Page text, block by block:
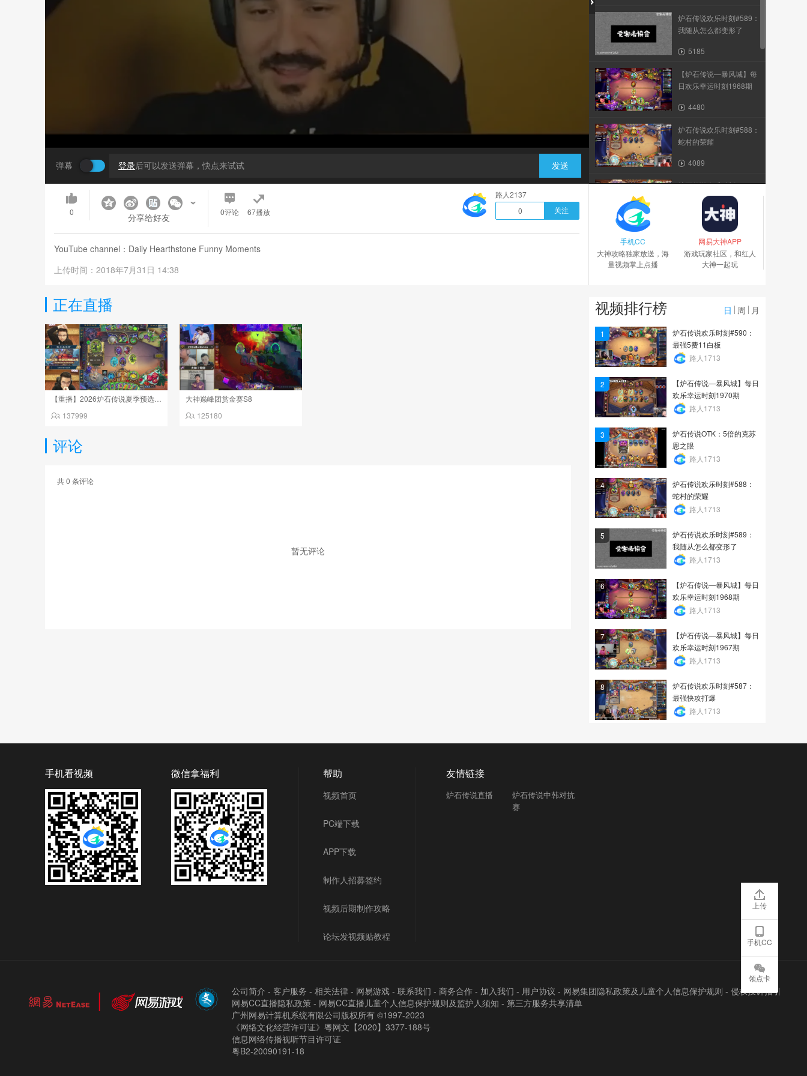
弹幕 登录后可以发送弹幕，快点来试试 发送
炉石传说欢乐时刻#589：
我随从怎么都变形了
5185
【炉石传说—暴风城】每
日欢乐幸运时刻1968期
4480
炉石传说欢乐时刻#588：
蛇村的荣耀
4089
炉石传说欢乐时刻#590：
最强5费11白板
5784
【炉石传说—暴风城】每
日欢乐幸运时刻1970期
日欢乐幸运时刻1966期
2028
【炉石传说—暴风城】每
日欢乐幸运时刻1965期
3289
0 分享给好友 0评论 67播放
路人2137
0
关注
YouTube channel：Daily Hearthstone Funny Moments
上传时间：2018年7月31日 14:38
手机CC
大神攻略独家放送，海
量视频掌上点播
网易大神APP
游戏玩家社区，和红人
大神一起玩
正在直播
137999
大神巅峰团赏金赛S8
125180
评论
共0 条评论
暂无评论
视频排行榜 日 周 月
1
炉石传说欢乐时刻#590：
最强5费11白板
路人1713
2
【炉石传说—暴风城】每日
欢乐幸运时刻1970期
路人1713
3
炉石传说OTK：5倍的克苏
恩之眼
路人1713
4
炉石传说欢乐时刻#588：
蛇村的荣耀
路人1713
5
炉石传说欢乐时刻#589：
我随从怎么都变形了
路人1713
6
【炉石传说—暴风城】每日
欢乐幸运时刻1968期
路人1713
7
【炉石传说—暴风城】每日
欢乐幸运时刻1967期
路人1713
8
炉石传说欢乐时刻#587：
最强快攻打爆
路人1713
手机看视频 微信拿福利 帮助
视频首页
PC端下载
APP下载
制作人招募签约
视频后期制作攻略
论坛发视频贴教程
友情链接
炉石传说直播
炉石传说中韩对抗
赛
公司简介 - 客户服务 - 相关法律 - 网易游戏 - 联系我们 - 商务合作 - 加入我们 - 用户协议 - 网易集团隐私政策及儿童个人信息保护规则 - 侵权投诉指引
网易CC直播隐私政策 - 网易CC直播儿童个人信息保护规则及监护人须知 - 第三方服务共享清单
广州网易计算机系统有限公司版权所有 ©1997-2023
《网络文化经营许可证》粵网文【2020】3377-188号
信息网络传播视听节目许可证
粤B2-20090191-18
上传
手机CC
领点卡